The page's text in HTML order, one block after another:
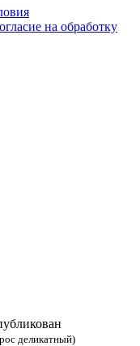
на обработку
деликатный)